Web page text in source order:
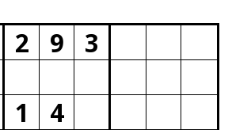
2 9
3
1
4